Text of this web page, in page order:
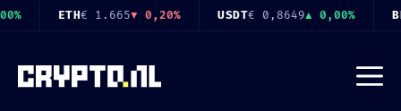
Ga
inhoud
€ 0,8649▲ 0,00% BNB € 519▲ 1,30% USDC€ 0,8651